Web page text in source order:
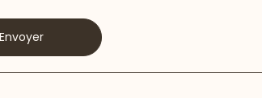
Envoyer